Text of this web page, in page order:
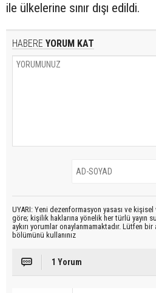
ile ülkelerine sınır dışı edildi.
HABERE YORUM KAT
UYARI: Yeni dezenformasyon yasası ve
göre; kişilik haklarına yönelik her türlü yayın
aykırı yorumlar onaylanmamaktadır. Lütfen
bölümünü kullanınız
1 Yorum